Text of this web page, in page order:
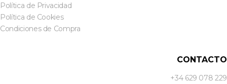
Política de Privacidad
Política de Cookies
Condiciones de Compra
CONTACTO
+34 629 078 229